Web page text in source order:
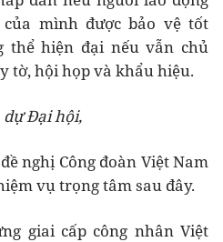
mình được bảo vệ tốt
thể hiện đại nếu vẫn chủ
tờ, hội họp và khẩu hiệu.
dự Đại hội,
nghị Công đoàn Việt Nam
vụ trọng tâm sau đây.
giai cấp công nhân Việt